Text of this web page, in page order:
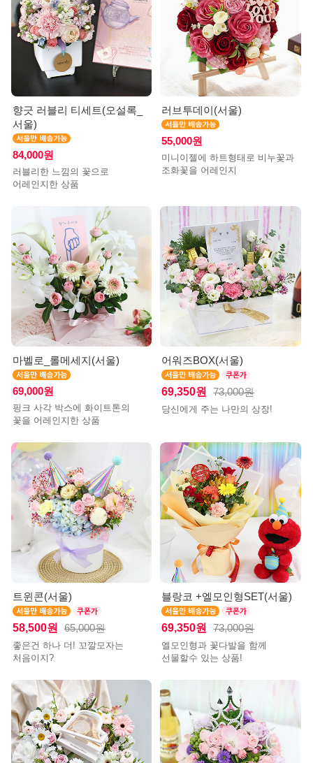
향긋 러블리 티세트(오설록_
서울)
84,000원
러블리한 느낌의 꽃으로
어레인지한 상품
러브투데이(서울)
55,000원
미니이젤에 하트형태로 비누꽃과
조화꽃을 어레인지
마벨로_롤메세지(서울)
69,000원
핑크 사각 박스에 화이트톤의
꽃을 어레인지한 상품
어워즈BOX(서울)
69,350원 73,000원
당신에게 주는 나만의 상장!
트윈콘(서울)
58,500원 65,000원
좋은건 하나 더! 꼬깔모자는
처음이지?
블랑코 +엘모인형SET(서울)
69,350원 73,000원
엘모인형과 꽃다발을 함께
선물할수 있는 상품!